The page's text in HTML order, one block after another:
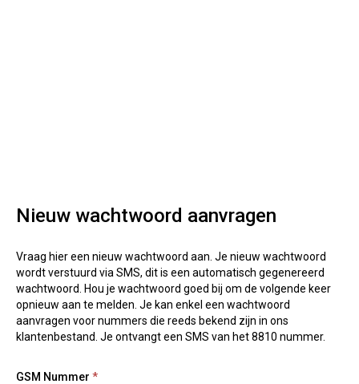
Nieuw wachtwoord aanvragen
Vraag hier een nieuw wachtwoord aan. Je nieuw wachtwoord
wordt verstuurd via SMS, dit is een automatisch gegenereerd
wachtwoord. Hou je wachtwoord goed bij om de volgende keer
opnieuw aan te melden. Je kan enkel een wachtwoord
aanvragen voor nummers die reeds bekend zijn in ons
klantenbestand. Je ontvangt een SMS van het 8810 nummer.
GSM Nummer *